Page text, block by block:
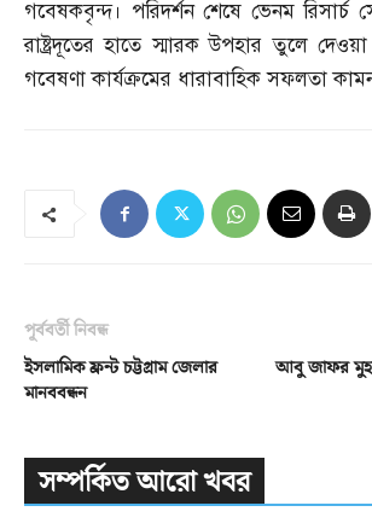
গবেষকবৃন্দ। পরিদর্শন শেষে ভেনম রিসার্চ
রাষ্ট্রদূতের হাতে স্মারক উপহার তুলে
গবেষণা কার্যক্রমের ধারাবাহিক সফলতা
পূর্ববর্তী নিবন্ধ
ইসলামিক ফ্রন্ট চট্টগ্রাম জেলার
মানববন্ধন
আবু জাফর
সম্পর্কিত আরো খবর